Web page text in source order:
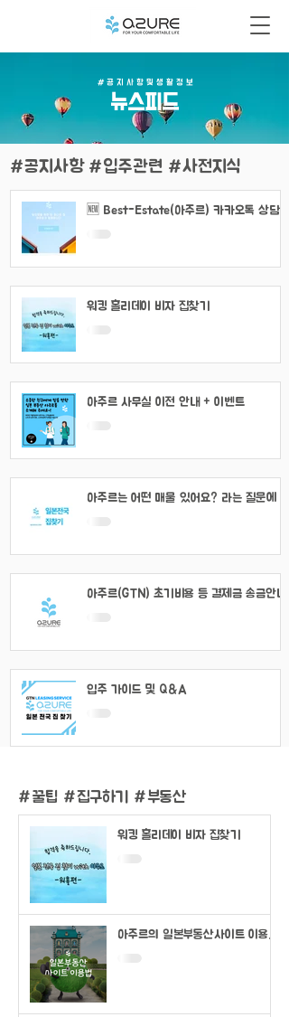
# 공 지 사 항 및 생 활 정 보
​뉴스피드
#공지사항 #입주관련 #사전지식
🆕 Best-Estate(아주르) 카카오톡 상담
워킹 홀리데이 비자 집찾기
아주르 사무실 이전 안내 + 이벤트
아주르는 어떤 매물 있어요? 라는 질문에 대
아주르(GTN) 초기비용 등 결제금 송금안내
입주 가이드 및 Q&A
#꿀팁 #집구하기 #부동산
워킹 홀리데이 비자 집찾기
아주르의 일본부동산사이트 이용법